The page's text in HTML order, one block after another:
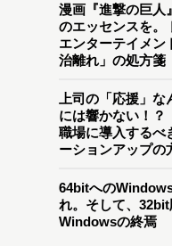
漫画『進撃の巨人
のエッセンスを。
エンターテイメン
治離れ」の処方箋
上司の「応援」な
には響かない！
職場に導入するべ
ーションアップの
64bitへの
れ。そして、32bit
Windowsの終焉